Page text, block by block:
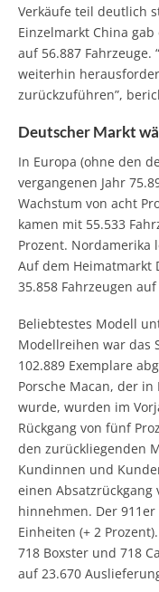
Verkäufe teil deutlich
Einzelmarkt China
auf 56.887 Fahrzeuge.
weiterhin
zurückzuführen”,
Deutscher Markt
In Europa (ohne den
vergangenen Jahr
Wachstum von acht
kamen mit 55.533
Prozent. Nordamerika
Auf dem Heimatmarkt
35.858 Fahrzeugen
Beliebtestes Modell
Modellreihen war das
102.889 Exemplare
Porsche Macan, der
wurde, wurden im
Rückgang von fünf
den zurückliegenden
Kundinnen und
einen Absatzrückgang
hinnehmen. Der 911er
Einheiten (+ 2
718 Boxster und 718
auf 23.670